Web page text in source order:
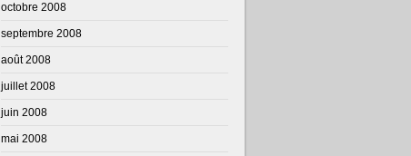
octobre 2008
septembre 2008
août 2008
juillet 2008
juin 2008
mai 2008